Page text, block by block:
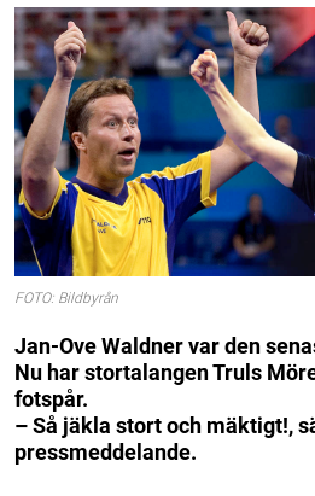
FOTO: Bildbyrån
Jan-Ove Waldner var den
Nu har stortalangen Truls
fotspår.
– Så jäkla stort och mäktigt!,
pressmeddelande.